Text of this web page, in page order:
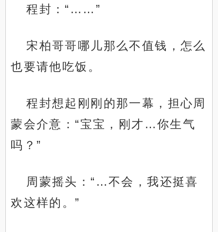
程封：“……”
宋柏哥哥哪儿那么不值钱，怎么
也要请他吃饭。
程封想起刚刚的那一幕，担心周
蒙会介意：“宝宝，刚才…你生气
吗？”
周蒙摇头：“…不会，我还挺喜
欢这样的。”